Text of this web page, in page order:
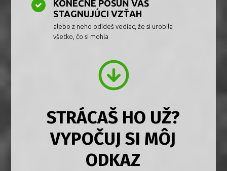
KONEČNE POSUŇ VÁŠ
STAGNUJÚCI VZŤAH
alebo z neho odídeš vediac, že si urobila
všetko, čo si mohla
STRÁCAŠ HO UŽ?
VYPOČUJ SI MÔJ
ODKAZ